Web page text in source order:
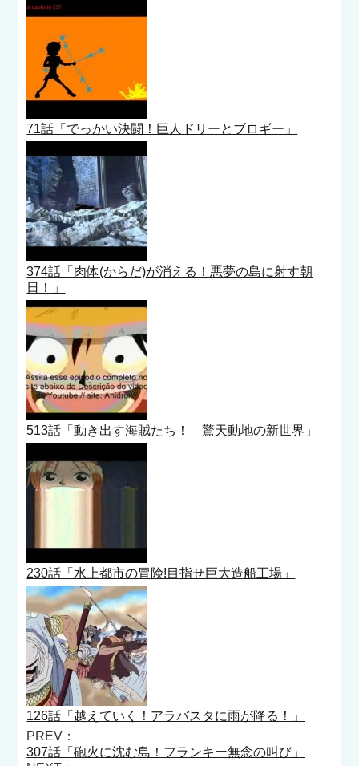
71話「でっかい決闘！巨人ドリーとブロギー」
374話「肉体(からだ)が消える！悪夢の島に射す朝
日！」
513話「動き出す海賊たち！ 驚天動地の新世界」
230話「水上都市の冒険!目指せ巨大造船工場」
126話「越えていく！アラバスタに雨が降る！」
PREV：
307話「砲火に沈む島！フランキー無念の叫び」